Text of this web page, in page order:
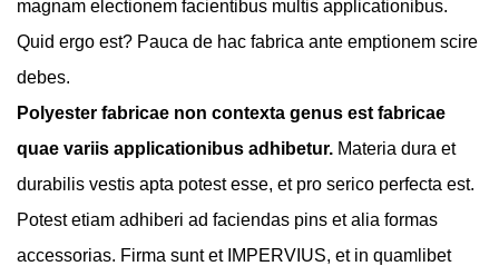
magnam electionem facientibus multis applicationibus.
Quid ergo est? Pauca de hac fabrica ante emptionem scire
debes.
Polyester fabricae non contexta genus est fabricae
quae variis applicationibus adhibetur. Materia dura et
durabilis vestis apta potest esse, et pro serico perfecta est.
Potest etiam adhiberi ad faciendas pins et alia formas
accessorias. Firma sunt et IMPERVIUS, et in quamlibet